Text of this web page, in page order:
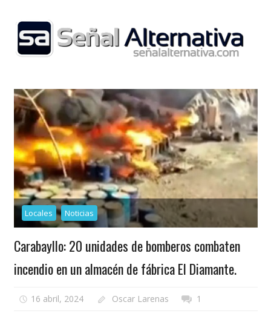
content
Locales Noticias
Carabayllo: 20 unidades de bomberos combaten
incendio en un almacén de fábrica El Diamante.
16 abril, 2024 Oscar Larenas 1